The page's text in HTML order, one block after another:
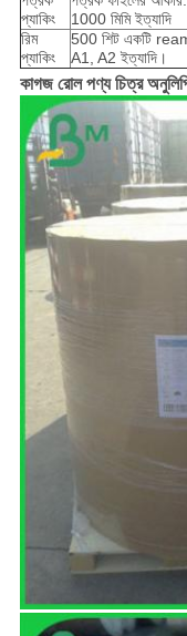
প্যাকিং
1000 মিমি ইত্যাদি
রিম
প্যাকিং
500 শিট একটি
A1, A2 ইত্যাদি।
কাগজ রোল পণ্য চিত্র